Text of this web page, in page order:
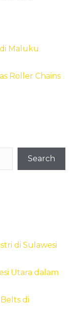
Maluku
Roller Chains
Search
di Sulawesi
Utara dalam
di